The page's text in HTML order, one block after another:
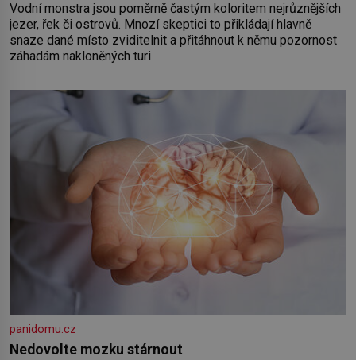
Vodní monstra jsou poměrně častým koloritem nejrůznějších
jezer, řek či ostrovů. Mnozí skeptici to přikládají hlavně
snaze dané místo zviditelnit a přitáhnout k němu pozornost
záhadám nakloněných turi
panidomu.cz
Nedovolte mozku stárnout